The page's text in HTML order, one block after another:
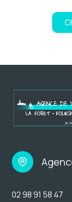
02 98 91 58 47